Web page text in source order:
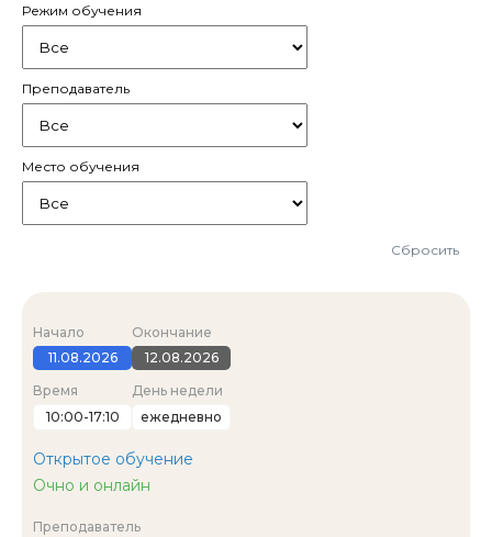
Режим обучения
Преподаватель
Место обучения
Сбросить
Начало
11.08.2026
Окончание
12.08.2026
Время
10:00-17:10
День недели
ежедневно
Открытое обучение
Очно и онлайн
Преподаватель